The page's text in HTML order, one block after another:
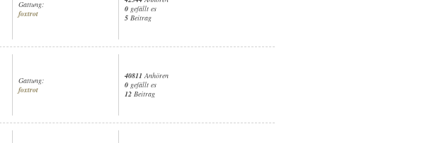
Gattung:
foxtrot
0 gefällt es
5 Beitrag
Gattung:
foxtrot
40811 Anhören
0 gefällt es
12 Beitrag